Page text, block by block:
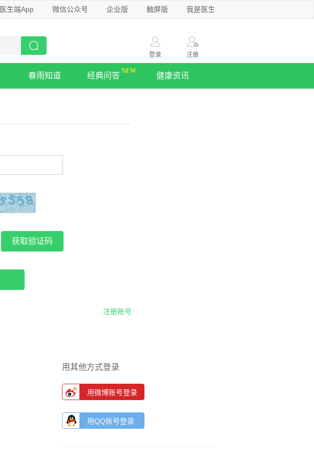
医生端App 微信公众号 企业版 触屏版 我是医生
登录 注册
春雨知道 经典问答 健康资讯
获取验证码
注册账号
用其他方式登录
用微博账号登录
用QQ账号登录